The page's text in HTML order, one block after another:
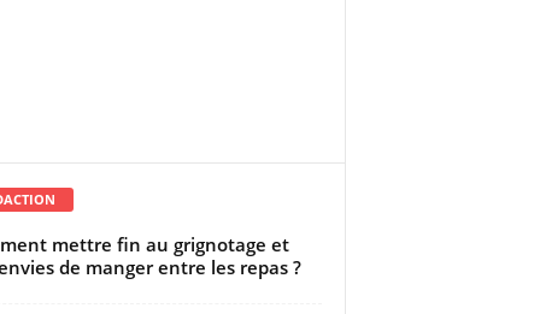
mettre fin au grignotage et
de manger entre les repas ?